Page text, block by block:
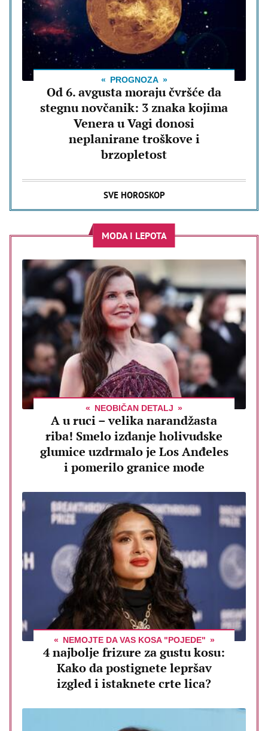
PROGNOZA
Od 6. avgusta moraju čvršće da
stegnu novčanik: 3 znaka kojima
Venera u Vagi donosi
neplanirane troškove i
brzopletost
SVE HOROSKOP
MODA I LEPOTA
NEOBIČAN DETALJ
A u ruci – velika narandžasta
riba! Smelo izdanje holivudske
glumice uzdrmalo je Los Anđeles
i pomerilo granice mode
NEMOJTE DA VAS KOSA "POJEDE"
4 najbolje frizure za gustu kosu:
Kako da postignete lepršav
izgled i istaknete crte lica?